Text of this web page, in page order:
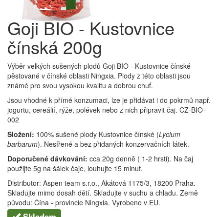
Goji BIO - Kustovnice
čínská 200g
Výběr velkých sušených plodů Goji BIO - Kustovnice čínské
pěstované v čínské oblasti Ningxia. Plody z této oblasti jsou
známé pro svou vysokou kvalitu a dobrou chuť.
Jsou vhodné k přímé konzumaci, lze je přidávat i do pokrmů např.
jogurtu, cereálií, rýže, polévek nebo z nich připravit čaj. CZ-BIO-
002
Složení: 100% sušené plody Kustovnice čínské (Lycium
barbarum). Nesířené a bez přidaných konzervačních látek.
Doporučené dávkování: cca 20g denně ( 1-2 hrsti). Na čaj
použijte 5g na šálek čaje, louhujte 15 minut.
Distributor: Aspen team s.r.o., Akátová 1175/3, 18200 Praha.
Skladujte mimo dosah dětí. Skladujte v suchu a chladu. Země
původu: Čína - provincie Ningxia. Vyrobeno v EU.